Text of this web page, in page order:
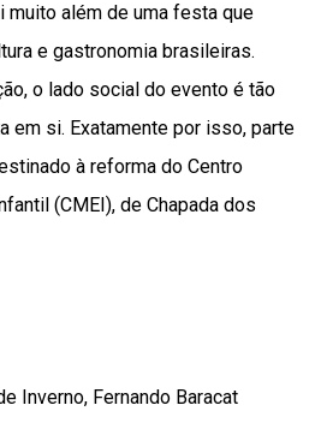
muito além de uma festa que
e gastronomia brasileiras.
o lado social do evento é tão
em si. Exatamente por isso, parte
à reforma do Centro
(CMEI), de Chapada dos
Inverno, Fernando Baracat